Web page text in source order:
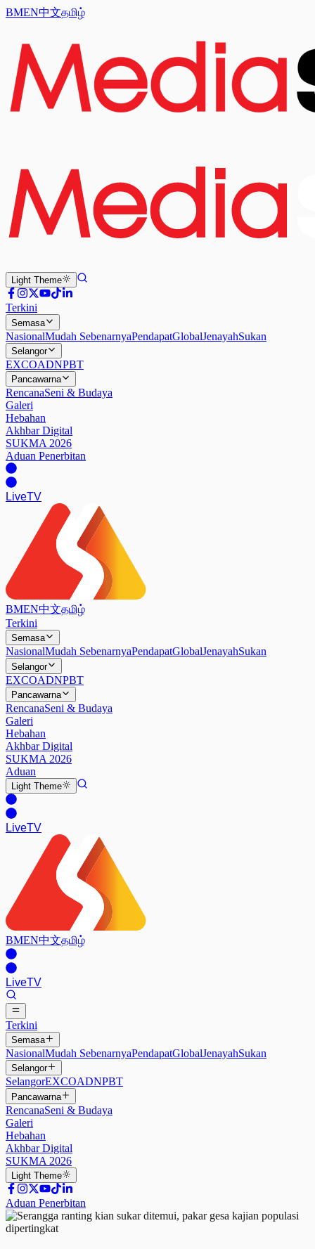
BMEN中文தமிழ்
Light Theme
Terkini
Semasa
NasionalMudah SebenarnyaPendapatGlobalJenayahSukan
Selangor
EXCOADNPBT
Pancawarna
RencanaSeni & Budaya
Galeri
Hebahan
Akhbar Digital
SUKMA 2026
Aduan Penerbitan
LiveTV
BMEN中文தமிழ்
Terkini
Semasa
NasionalMudah SebenarnyaPendapatGlobalJenayahSukan
Selangor
EXCOADNPBT
Pancawarna
RencanaSeni & Budaya
Galeri
Hebahan
Akhbar Digital
SUKMA 2026
Aduan
Light Theme
LiveTV
BMEN中文தமிழ்
LiveTV
Terkini
Semasa
NasionalMudah SebenarnyaPendapatGlobalJenayahSukan
Selangor
SelangorEXCOADNPBT
Pancawarna
RencanaSeni & Budaya
Galeri
Hebahan
Akhbar Digital
SUKMA 2026
Light Theme
Aduan Penerbitan